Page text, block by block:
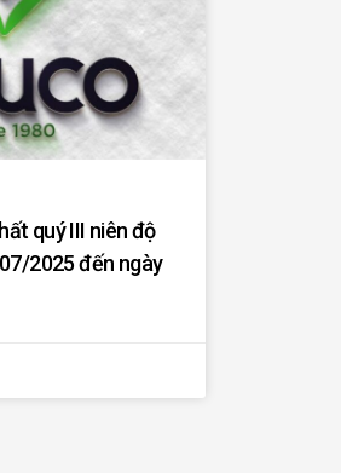
quý III niên độ
2025 đến ngày